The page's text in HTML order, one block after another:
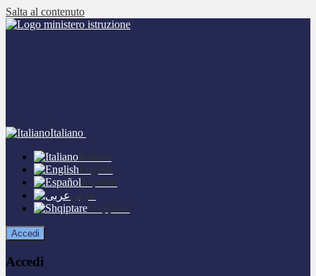
Salta al contenuto
Italiano
Italiano
English
Español
عربى
Shqiptare
Accedi
Accedi